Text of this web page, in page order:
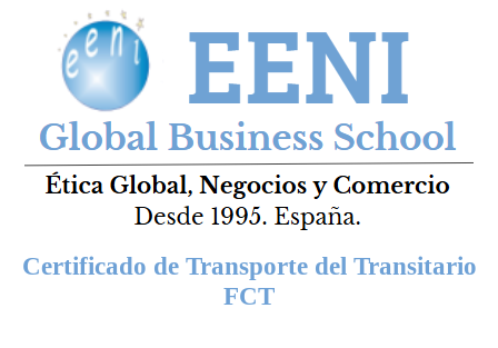
Certificado de Transporte del Transitario
FCT